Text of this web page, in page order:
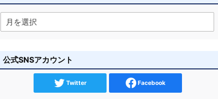
公式SNSアカウント
Twitter Facebook